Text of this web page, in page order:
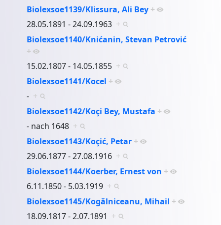
Biolexsoe1139/Klissura, Ali Bey +
28.05.1891 - 24.09.1963 +
Biolexsoe1140/Knićanin, Stevan Petrović
+
15.02.1807 - 14.05.1855 +
Biolexsoe1141/Kocel +
- +
Biolexsoe1142/Koçi Bey, Mustafa +
- nach 1648 +
Biolexsoe1143/Koçić, Petar +
29.06.1877 - 27.08.1916 +
Biolexsoe1144/Koerber, Ernest von +
6.11.1850 - 5.03.1919 +
Biolexsoe1145/Kogălniceanu, Mihail +
18.09.1817 - 2.07.1891 +